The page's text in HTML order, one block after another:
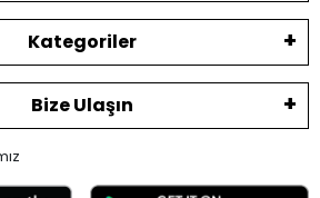
Kategoriler
Bize Ulaşın